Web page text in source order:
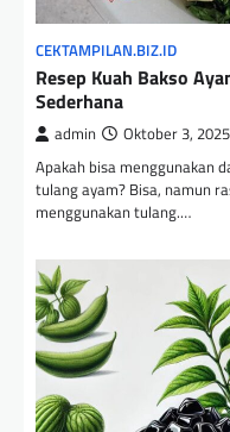
CEKTAMPILAN.BIZ.ID
Resep Kuah Bakso
Sederhana
admin Oktober 3, 2025
Apakah bisa menggunakan
tulang ayam? Bisa, namun
menggunakan tulang.…